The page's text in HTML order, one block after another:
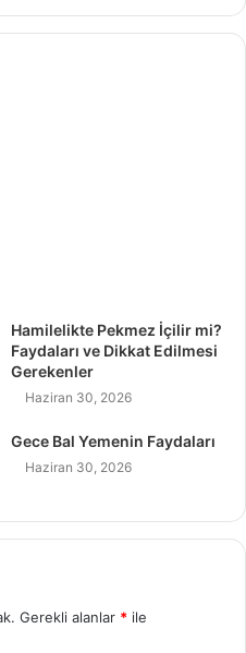
Hamilelikte Pekmez İçilir mi?
Faydaları ve Dikkat Edilmesi
Gerekenler
Haziran 30, 2026
Gece Bal Yemenin Faydaları
Haziran 30, 2026
Gerekli alanlar * ile